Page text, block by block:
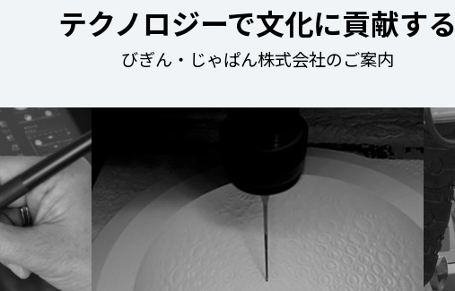
テクノロジーで文化に貢献する
びぎん・じゃぱん株式会社のご案内